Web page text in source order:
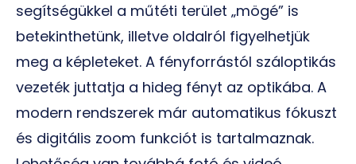
segítségükkel a műtéti terület „mögé” is
betekinthetünk, illetve oldalról figyelhetjük
meg a képleteket. A fényforrástól száloptikás
vezeték juttatja a hideg fényt az optikába. A
modern rendszerek már automatikus fókuszt
és digitális zoom funkciót is tartalmaznak.